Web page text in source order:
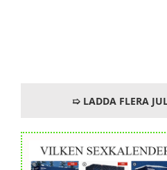
➯ LADDA FLERA